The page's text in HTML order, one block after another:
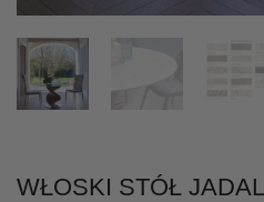
WŁOSKI STÓŁ